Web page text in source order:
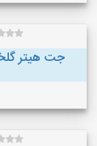
جت هیتر